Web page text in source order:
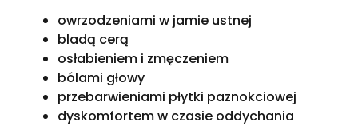
owrzodzeniami w jamie ustnej
bladą cerą
osłabieniem i zmęczeniem
bólami głowy
przebarwieniami płytki paznokciowej
dyskomfortem w czasie oddychania